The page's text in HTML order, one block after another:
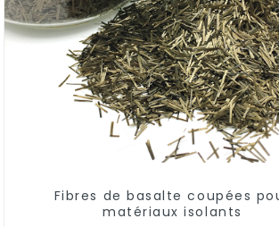
Fibres de basalte coupées
matériaux isolants